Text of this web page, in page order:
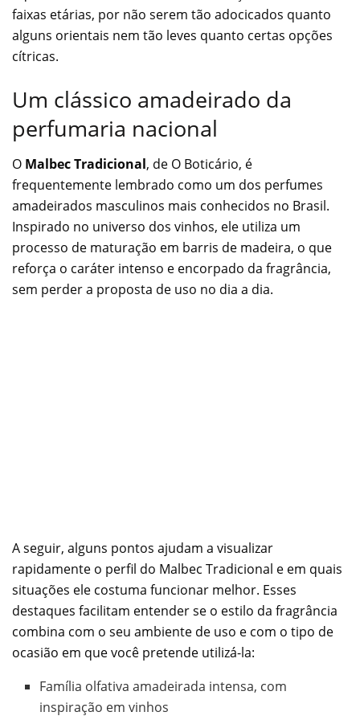
faixas etárias, por não serem tão adocicados quanto
alguns orientais nem tão leves quanto certas opções
cítricas.
Um clássico amadeirado da
perfumaria nacional
O Malbec Tradicional, de O Boticário, é
frequentemente lembrado como um dos perfumes
amadeirados masculinos mais conhecidos no Brasil.
Inspirado no universo dos vinhos, ele utiliza um
processo de maturação em barris de madeira, o que
reforça o caráter intenso e encorpado da fragrância,
sem perder a proposta de uso no dia a dia.
A seguir, alguns pontos ajudam a visualizar
rapidamente o perfil do Malbec Tradicional e em quais
situações ele costuma funcionar melhor. Esses
destaques facilitam entender se o estilo da fragrância
combina com o seu ambiente de uso e com o tipo de
ocasião em que você pretende utilizá-la:
Família olfativa amadeirada intensa, com
inspiração em vinhos